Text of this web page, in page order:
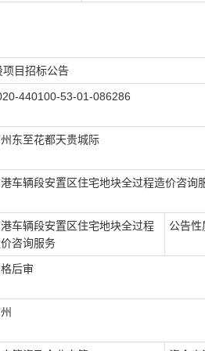
项目招标公告
440100-53-01-086286
东至花都天贵城际
车辆段安置区住宅地块全过程造价咨询
车辆段安置区住宅地块全过程
咨询服务
公告性
后审